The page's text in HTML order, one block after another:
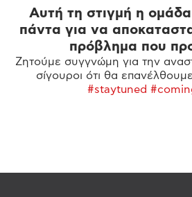
Αυτή τη στιγμή η
πάντα για να
πρόβλημα που
Ζητούμε συγγνώμη για την
σίγουροι ότι θα
#staytuned